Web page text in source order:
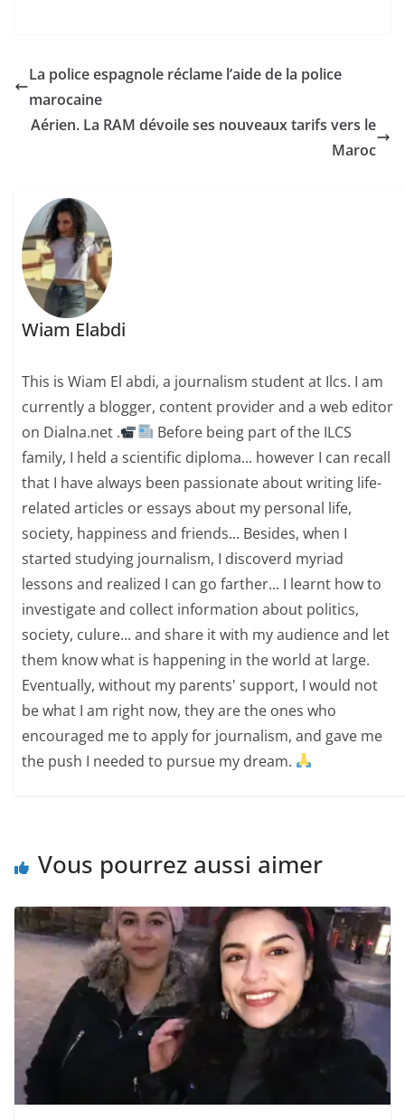
La police espagnole réclame l’aide de la police
marocaine
Aérien. La RAM dévoile ses nouveaux tarifs vers le
Maroc
Wiam Elabdi
This is Wiam El abdi, a journalism student at Ilcs. I am
currently a blogger, content provider and a web editor
on Dialna.net .
Before being part of the ILCS
family, I held a scientific diploma... however I can recall
that I have always been passionate about writing life-
related articles or essays about my personal life,
society, happiness and friends... Besides, when I
started studying journalism, I discoverd myriad
lessons and realized I can go farther... I learnt how to
investigate and collect information about politics,
society, culure... and share it with my audience and let
them know what is happening in the world at large.
Eventually, without my parents' support, I would not
be what I am right now, they are the ones who
encouraged me to apply for journalism, and gave me
the push I needed to pursue my dream.
Vous pourrez aussi aimer